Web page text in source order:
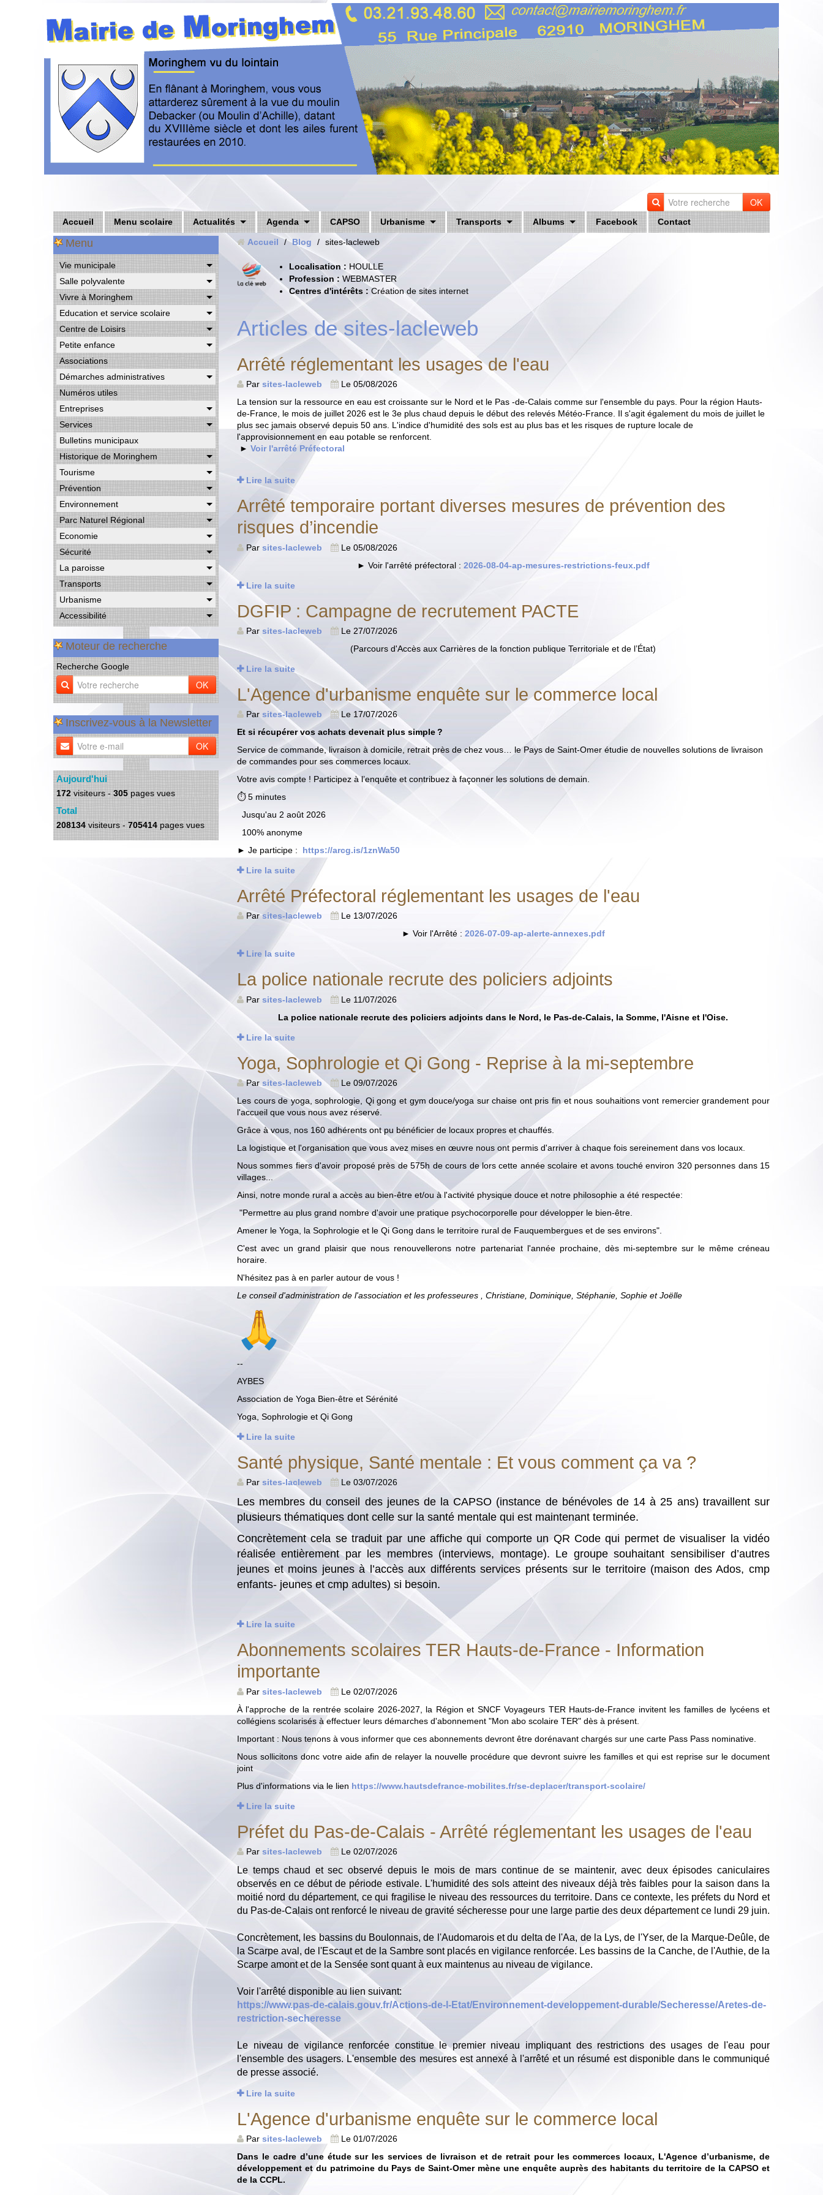
OK
Accueil Menu scolaire Actualités Agenda CAPSO Urbanisme Transports Albums Facebook Contact
Menu
Vie municipale
Salle polyvalente
Vivre à Moringhem
Education et service scolaire
Centre de Loisirs
Petite enfance
Associations
Démarches administratives
Numéros utiles
Entreprises
Services
Bulletins municipaux
Historique de Moringhem
Tourisme
Prévention
Environnement
Parc Naturel Régional
Economie
Sécurité
La paroisse
Transports
Urbanisme
Accessibilité
Moteur de recherche
Recherche Google
OK
Inscrivez-vous à la Newsletter
OK
Aujourd'hui
172 visiteurs - 305 pages vues
Total
208134 visiteurs - 705414 pages vues
Accueil / Blog / sites-lacleweb
Localisation : HOULLE
Profession : WEBMASTER
Centres d'intérêts : Création de sites internet
Articles de sites-lacleweb
Arrêté réglementant les usages de l'eau
Par sites-lacleweb
Le 05/08/2026
La tension sur la ressource en eau est croissante sur le Nord et le Pas -de-Calais comme sur l'ensemble du pays. Pour la région Hauts-
de-France, le mois de juillet 2026 est le 3e plus chaud depuis le début des relevés Météo-France. Il s'agit également du mois de juillet le
plus sec jamais observé depuis 50 ans. L'indice d'humidité des sols est au plus bas et les risques de rupture locale de
l'approvisionnement en eau potable se renforcent.
► Voir l'arrêté Préfectoral
Lire la suite
Arrêté temporaire portant diverses mesures de prévention des
risques d’incendie
Par sites-lacleweb
Le 05/08/2026
► Voir l'arrêté préfectoral : 2026-08-04-ap-mesures-restrictions-feux.pdf
Lire la suite
DGFIP : Campagne de recrutement PACTE
Par sites-lacleweb
Le 27/07/2026
(Parcours d'Accès aux Carrières de la fonction publique Territoriale et de l’État)
Lire la suite
L'Agence d'urbanisme enquête sur le commerce local
Par sites-lacleweb
Le 17/07/2026
Et si récupérer vos achats devenait plus simple ?
Service de commande, livraison à domicile, retrait près de chez vous… le Pays de Saint-Omer étudie de nouvelles solutions de livraison
de commandes pour ses commerces locaux.
Votre avis compte ! Participez à l’enquête et contribuez à façonner les solutions de demain.
⏱️ 5 minutes
️ Jusqu'au 2 août 2026
100% anonyme
► Je participe : https://arcg.is/1znWa50
Lire la suite
Arrêté Préfectoral réglementant les usages de l'eau
Parsites-lacleweb
Le 13/07/2026
► Voir l'Arrêté : 2026-07-09-ap-alerte-annexes.pdf
Lire la suite
La police nationale recrute des policiers adjoints
Par sites-lacleweb
Le 11/07/2026
La police nationale recrute des policiers adjoints dans le Nord, le Pas-de-Calais, la Somme, l'Aisne et l'Oise.
Lire la suite
Yoga, Sophrologie et Qi Gong - Reprise à la mi-septembre
Par sites-lacleweb
Le 09/07/2026
Les cours de yoga, sophrologie, Qi gong et gym douce/yoga sur chaise ont pris fin et nous souhaitions vont remercier grandement pour
l'accueil que vous nous avez réservé.
Grâce à vous, nos 160 adhérents ont pu bénéficier de locaux propres et chauffés.
La logistique et l'organisation que vous avez mises en œuvre nous ont permis d'arriver à chaque fois sereinement dans vos locaux.
Nous sommes fiers d'avoir proposé près de 575h de cours de lors cette année scolaire et avons touché environ 320 personnes dans 15
villages...
Ainsi, notre monde rural a accès au bien-être et/ou à l'activité physique douce et notre philosophie a été respectée:
"Permettre au plus grand nombre d'avoir une pratique psychocorporelle pour développer le bien-être.
Amener le Yoga, la Sophrologie et le Qi Gong dans le territoire rural de Fauquembergues et de ses environs".
C'est avec un grand plaisir que nous renouvellerons notre partenariat l'année prochaine, dès mi-septembre sur le même créneau
horaire.
N'hésitez pas à en parler autour de vous !
Le conseil d'administration de l'association et les professeures , Christiane, Dominique, Stéphanie, Sophie et Joëlle
--
AYBES
Association de Yoga Bien-être et Sérénité
Yoga, Sophrologie et Qi Gong
Lire la suite
Santé physique, Santé mentale : Et vous comment ça va ?
Par sites-lacleweb Le 03/07/2026
Les membres du conseil des jeunes de la CAPSO (instance de bénévoles de 14 à 25 ans) travaillent sur
plusieurs thématiques dont celle sur la santé mentale qui est maintenant terminée.
Concrètement cela se traduit par une affiche qui comporte un QR Code qui permet de visualiser la vidéo
réalisée entièrement par les membres (interviews, montage). Le groupe souhaitant sensibiliser d’autres
jeunes et moins jeunes à l’accès aux différents services présents sur le territoire (maison des Ados, cmp
enfants- jeunes et cmp adultes) si besoin.
Lire la suite
Abonnements scolaires TER Hauts-de-France - Information
importante
Par sites-lacleweb
Le 02/07/2026
À l'approche de la rentrée scolaire 2026-2027, la Région et SNCF Voyageurs TER Hauts-de-France invitent les familles de lycéens et
collégiens scolarisés à effectuer leurs démarches d'abonnement "Mon abo scolaire TER" dès à présent.
Important : Nous tenons à vous informer que ces abonnements devront être dorénavant chargés sur une carte Pass Pass nominative.
Nous sollicitons donc votre aide afin de relayer la nouvelle procédure que devront suivre les familles et qui est reprise sur le document
joint
Plus d'informations via le lien https://www.hautsdefrance-mobilites.fr/se-deplacer/transport-scolaire/
Lire la suite
Préfet du Pas-de-Calais - Arrêté réglementant les usages de l'eau
Par sites-lacleweb Le 02/07/2026
Le temps chaud et sec observé depuis le mois de mars continue de se maintenir, avec deux épisodes caniculaires
observés en ce début de période estivale. L'humidité des sols atteint des niveaux déjà très faibles pour la saison dans la
moitié nord du département, ce qui fragilise le niveau des ressources du territoire. Dans ce contexte, les préfets du Nord et
du Pas-de-Calais ont renforcé le niveau de gravité sécheresse pour une large partie des deux département ce lundi 29 juin.
Concrètement, les bassins du Boulonnais, de l'Audomarois et du delta de l'Aa, de la Lys, de l'Yser, de la Marque-Deûle, de
la Scarpe aval, de l'Escaut et de la Sambre sont placés en vigilance renforcée. Les bassins de la Canche, de l'Authie, de la
Scarpe amont et de la Sensée sont quant à eux maintenus au niveau de vigilance.
Voir l'arrêté disponible au lien suivant:
https://www.pas-de-calais.gouv.fr/Actions-de-l-Etat/Environnement-developpement-durable/Secheresse/Aretes-de-
restriction-secheresse
Le niveau de vigilance renforcée constitue le premier niveau impliquant des restrictions des usages de l'eau pour
l'ensemble des usagers. L'ensemble des mesures est annexé à l'arrêté et un résumé est disponible dans le communiqué
de presse associé.
Lire la suite
L'Agence d'urbanisme enquête sur le commerce local
Par sites-lacleweb
Le 01/07/2026
Dans le cadre d’une étude sur les services de livraison et de retrait pour les commerces locaux, L'Agence d’urbanisme, de
développement et du patrimoine du Pays de Saint-Omer mène une enquête auprès des habitants du territoire de la CAPSO et
de la CCPL.